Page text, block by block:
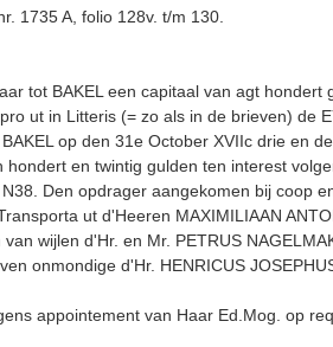
1735 A, folio 128v. t/m 130.
tot BAKEL een capitaal van agt
ut in Litteris (= zo als in de brieven) de
op den 31e October XVIIc drie en
hondert en twintig gulden ten interest
Den opdrager aangekomen bij coop
ut d'Hee­ren MAXIMILIAAN
wijlen d'Hr. en Mr. PETRUS
onmondige d'Hr. HENRICUS
appointement van Haar Ed.Mog. op